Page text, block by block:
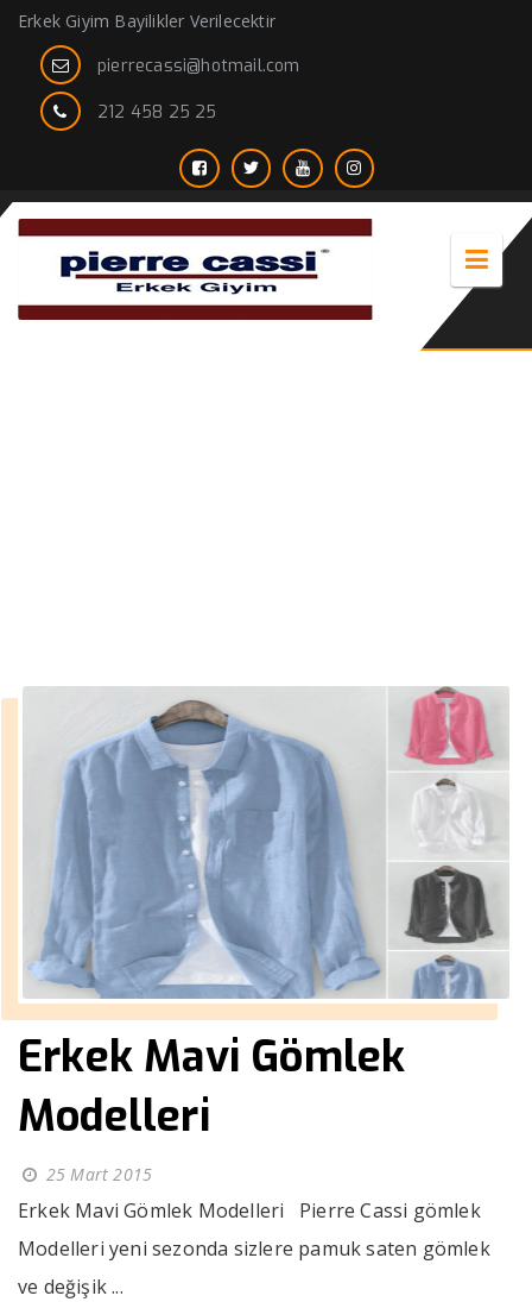
Erkek Giyim Bayilikler Verilecektir
pierrecassi@hotmail.com
212 458 25 25
Erkek Mavi Gömlek
Modelleri
25 Mart 2015
Erkek Mavi Gömlek Modelleri Pierre Cassi gömlek
Modelleri yeni sezonda sizlere pamuk saten gömlek
ve değişik ...